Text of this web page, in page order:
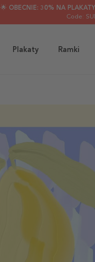
🌟 OBECNIE: 30% NA
Code:
Plakaty Ramki